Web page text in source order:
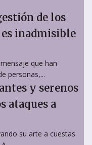
de los
inadmisible
que han
personas,...
y serenos
ataques a
su arte a cuestas